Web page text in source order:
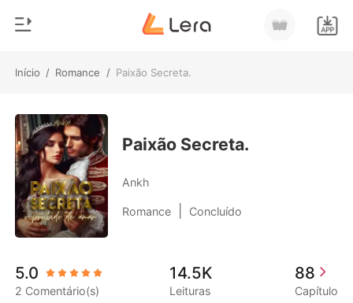
Início / Romance / Paixão Secreta.
Loja
Histórico
Sair
Baixar App
Gênero
Moderno
Lobisomem
Contos
Bilionários
Paixão Secreta.
Ankh
Romance Concluído
5.0
2 Comentário(s)
14.5K
Leituras
88
Capítulo